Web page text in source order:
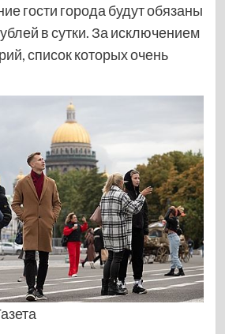
гости города будут обязаны
в сутки. За исключением
список которых очень